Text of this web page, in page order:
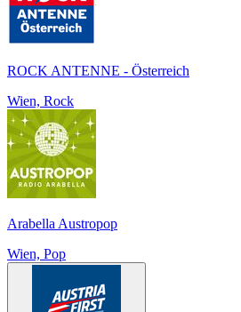
ROCK ANTENNE - Österreich
Wien, Rock
Arabella Austropop
Wien, Pop